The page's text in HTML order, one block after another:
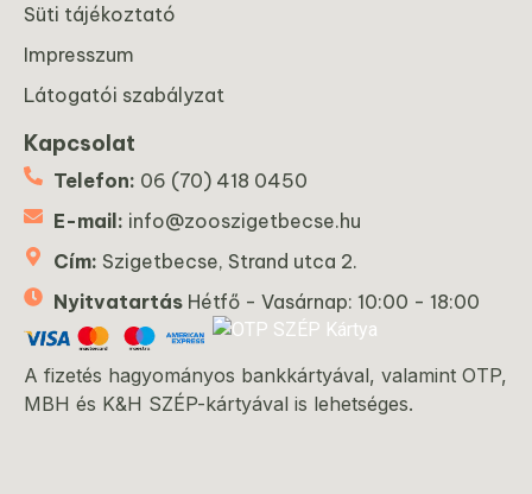
Süti tájékoztató
Impresszum
Látogatói szabályzat
Kapcsolat
Telefon: 06 (70) 418 0450
E-mail: info@zooszigetbecse.hu
Cím: Szigetbecse, Strand utca 2.
Nyitvatartás Hétfő - Vasárnap: 10:00 - 18:00
A fizetés hagyományos bankkártyával, valamint OTP,
MBH és K&H SZÉP-kártyával is lehetséges.